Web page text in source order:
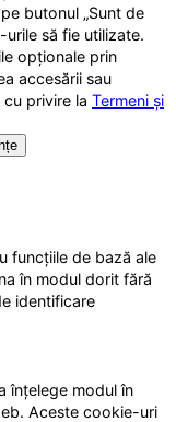
butonul „Sunt de
să fie utilizate.
opționale prin
accesării sau
privire la Termeni și
funcțiile de bază ale
în modul dorit fără
identificare
înțelege modul în
Aceste cookie-uri